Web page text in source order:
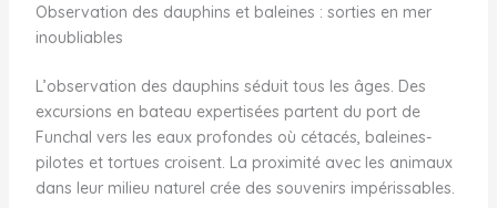
Observation des dauphins et baleines : sorties en mer
inoubliables
L’observation des dauphins séduit tous les âges. Des
excursions en bateau expertisées partent du port de
Funchal vers les eaux profondes où cétacés, baleines-
pilotes et tortues croisent. La proximité avec les animaux
dans leur milieu naturel crée des souvenirs impérissables.